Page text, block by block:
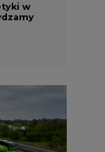
w